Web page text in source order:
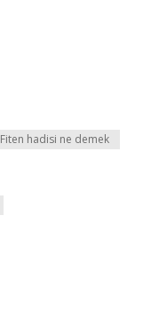
Fiten hadisi ne demek